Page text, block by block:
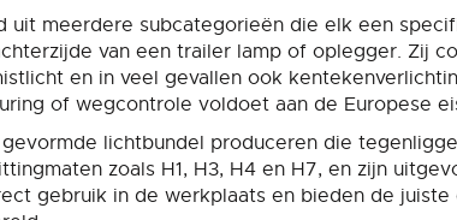
meerdere subcategorieën die elk een
van een trailer lamp of oplegger. Zij
en in veel gevallen ook
of wegcontrole voldoet aan de Europese
lichtbundel produceren die
zoals H1, H3, H4 en H7, en zijn
gebruik in de werkplaats en bieden de